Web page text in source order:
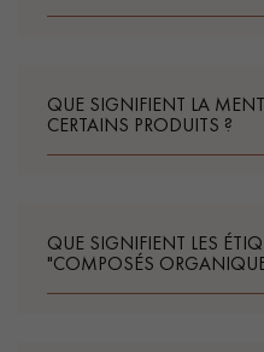
QUE SIGNIFIENT LA
CERTAINS PRODUITS ?
QUE SIGNIFIENT LES
"COMPOSÉS